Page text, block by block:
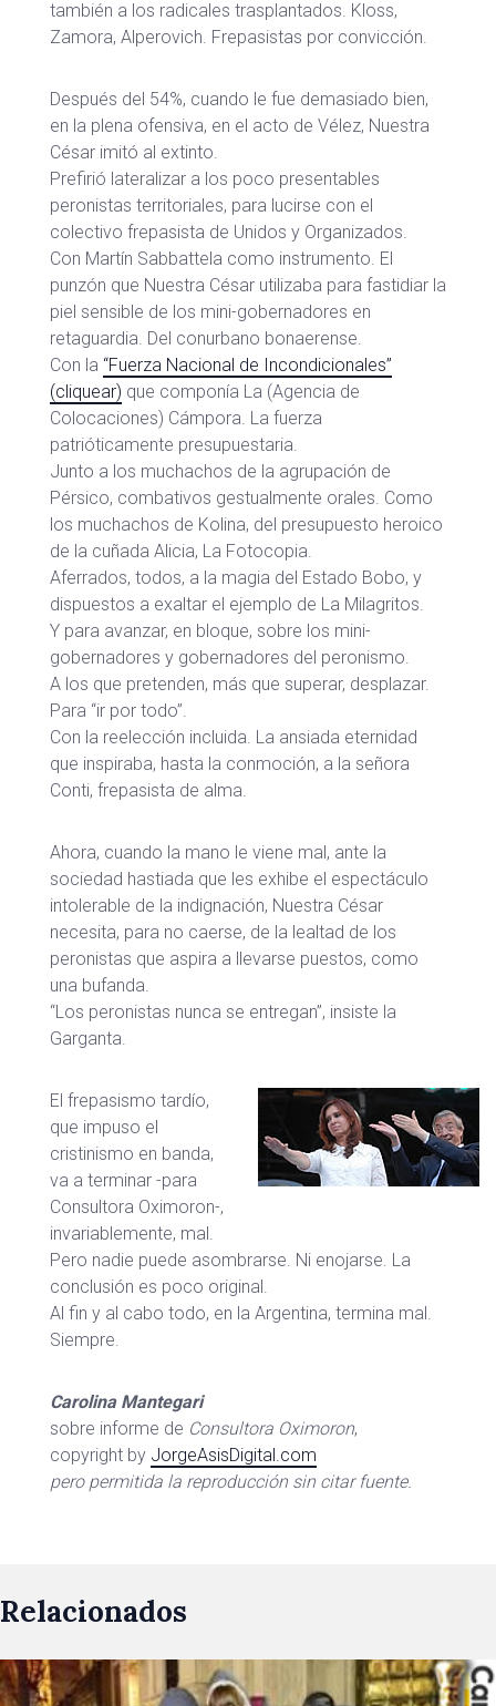
también a los radicales trasplantados. Kloss,
Zamora, Alperovich. Frepasistas por convicción.
Después del 54%, cuando le fue demasiado bien,
en la plena ofensiva, en el acto de Vélez, Nuestra
César imitó al extinto.
Prefirió lateralizar a los poco presentables
peronistas territoriales, para lucirse con el
colectivo frepasista de Unidos y Organizados.
Con Martín Sabbattela como instrumento. El
punzón que Nuestra César utilizaba para fastidiar la
piel sensible de los mini-gobernadores en
retaguardia. Del conurbano bonaerense.
Con la “Fuerza Nacional de Incondicionales”
(cliquear) que componía La (Agencia de
Colocaciones) Cámpora. La fuerza
patrióticamente presupuestaria.
Junto a los muchachos de la agrupación de
Pérsico, combativos gestualmente orales. Como
los muchachos de Kolina, del presupuesto heroico
de la cuñada Alicia, La Fotocopia.
Aferrados, todos, a la magia del Estado Bobo, y
dispuestos a exaltar el ejemplo de La Milagritos.
Y para avanzar, en bloque, sobre los mini-
gobernadores y gobernadores del peronismo.
A los que pretenden, más que superar, desplazar.
Para “ir por todo”.
Con la reelección incluida. La ansiada eternidad
que inspiraba, hasta la conmoción, a la señora
Conti, frepasista de alma.
Ahora, cuando la mano le viene mal, ante la
sociedad hastiada que les exhibe el espectáculo
intolerable de la indignación, Nuestra César
necesita, para no caerse, de la lealtad de los
peronistas que aspira a llevarse puestos, como
una bufanda.
“Los peronistas nunca se entregan”, insiste la
Garganta.
El frepasismo tardío,
que impuso el
cristinismo en banda,
va a terminar -para
Consultora Oximoron-,
invariablemente, mal.
Pero nadie puede asombrarse. Ni enojarse. La
conclusión es poco original.
Al fin y al cabo todo, en la Argentina, termina mal.
Siempre.
Carolina Mantegari
sobre informe de Consultora Oximoron,
copyright by JorgeAsisDigital.com
pero permitida la reproducción sin citar fuente.
Relacionados